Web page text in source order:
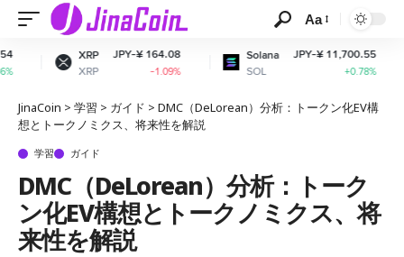
Aa
XRP
XRP
JPY-¥ 164.08
-1.09%
Solana
SOL
JPY-¥ 11,700.55
DOGE
JinaCoin > 学習 > ガイド > DMC（DeLorean）分析：トークン化EV構
想とトークノミクス、将来性を解説
学習 ガイド
DMC（DeLorean）分析：トーク
ン化EV構想とトークノミクス、将
来性を解説